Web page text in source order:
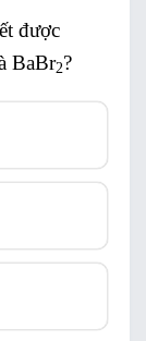
được
BaBr2?